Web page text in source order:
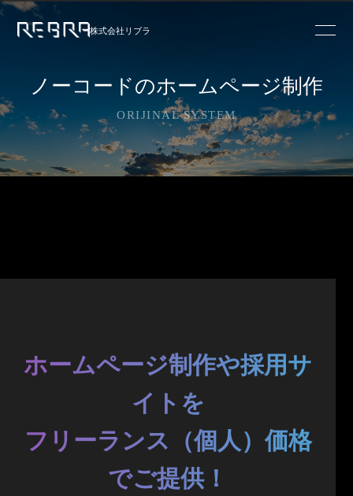
株式会社リブラ
ノーコードのホームページ制作
ORIJINAL SYSTEM
ホームページ制作や採用サ
イトを
フリーランス（個人）価格
でご提供！